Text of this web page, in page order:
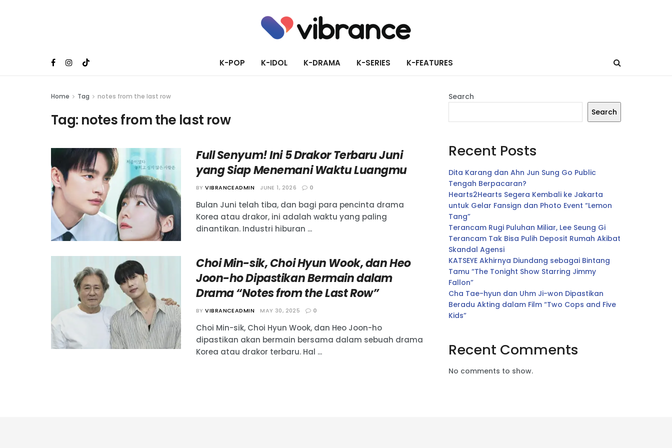
K-POP K-IDOL K-DRAMA K-SERIES K-FEATURES
Home Tag notes from the last row
Tag: notes from the last row
Full Senyum! Ini 5 Drakor Terbaru Juni
yang Siap Menemani Waktu Luangmu
BY VIBRANCEADMIN JUNE 1, 2026 0
Bulan Juni telah tiba, dan bagi para pencinta drama
Korea atau drakor, ini adalah waktu yang paling
dinantikan. Industri hiburan ...
Choi Min-sik, Choi Hyun Wook, dan Heo
Joon-ho Dipastikan Bermain dalam
Drama “Notes from the Last Row”
BY VIBRANCEADMIN MAY 30, 2025 0
Choi Min-sik, Choi Hyun Wook, dan Heo Joon-ho
dipastikan akan bermain bersama dalam sebuah drama
Korea atau drakor terbaru. Hal ...
Search
Search
Recent Posts
Dita Karang dan Ahn Jun Sung Go Public
Tengah Berpacaran?
Hearts2Hearts Segera Kembali ke Jakarta
untuk Gelar Fansign dan Photo Event “Lemon
Tang”
Terancam Rugi Puluhan Miliar, Lee Seung Gi
Terancam Tak Bisa Pulih Deposit Rumah Akibat
Skandal Agensi
KATSEYE Akhirnya Diundang sebagai Bintang
Tamu “The Tonight Show Starring Jimmy
Fallon”
Cha Tae-hyun dan Uhm Ji-won Dipastikan
Beradu Akting dalam Film “Two Cops and Five
Kids”
Recent Comments
No comments to show.